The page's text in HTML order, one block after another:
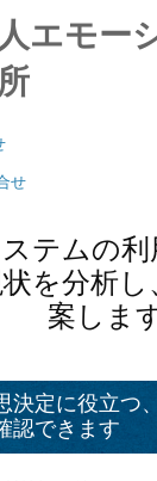
エモー
テムの利
を分析
案しま
決定に役立つ
認できます